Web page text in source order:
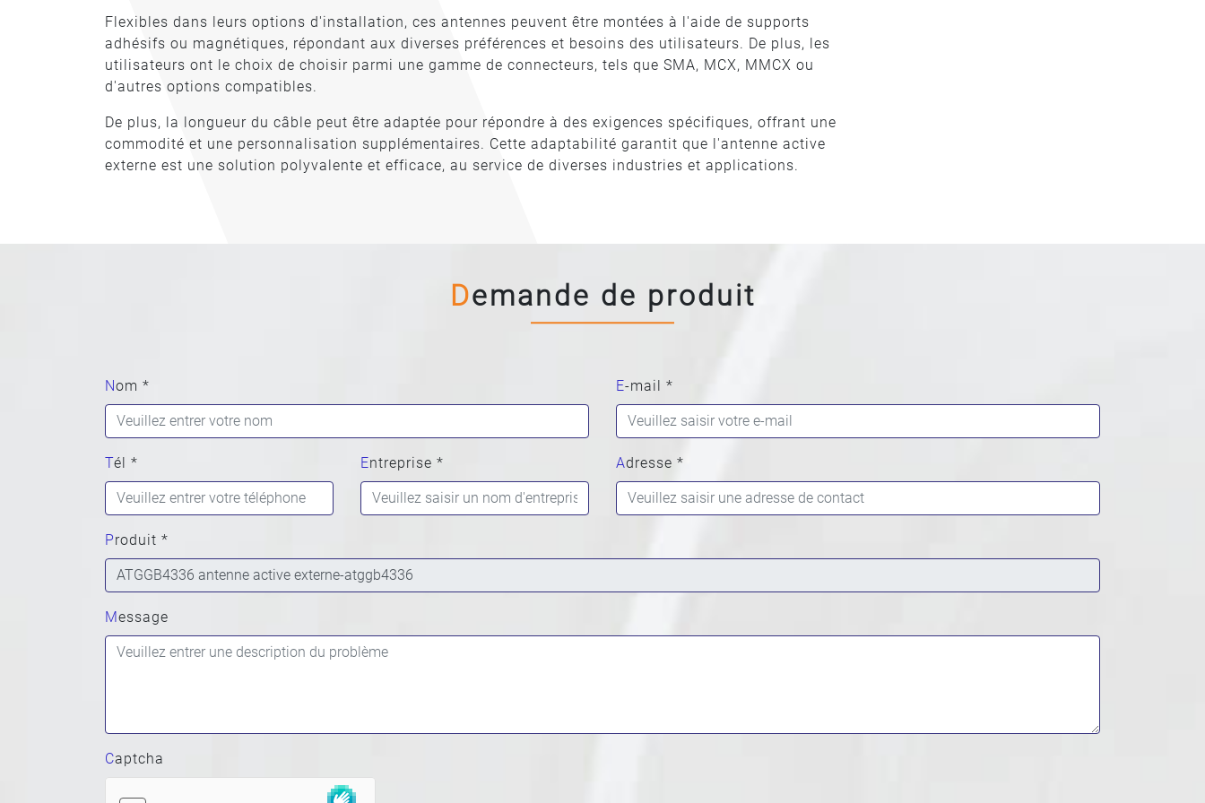
Flexibles dans leurs options d'installation, ces antennes peuvent être montées à l'aide de supports
adhésifs ou magnétiques, répondant aux diverses préférences et besoins des utilisateurs. De plus, les
utilisateurs ont le choix de choisir parmi une gamme de connecteurs, tels que SMA, MCX, MMCX ou
d'autres options compatibles.
De plus, la longueur du câble peut être adaptée pour répondre à des exigences spécifiques, offrant une
commodité et une personnalisation supplémentaires. Cette adaptabilité garantit que l'antenne active
externe est une solution polyvalente et efficace, au service de diverses industries et applications.
Demande de produit
Nom * E-mail *
Tél * Entreprise * Adresse *
Produit *
Message
Captcha